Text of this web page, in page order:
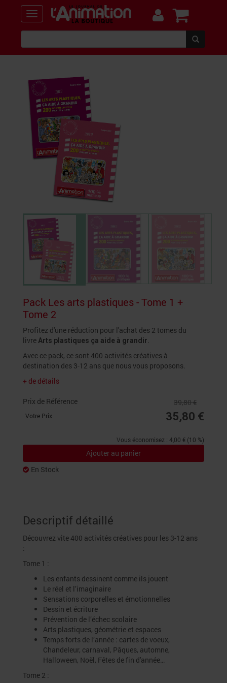
Pack Les arts plastiques - Tome 1 +
Tome 2
Profitez d'une réduction pour l'achat des 2 tomes du
livre Arts plastiques ça aide à grandir.
Avec ce pack, ce sont 400 activités créatives à
destination des 3-12 ans que nous vous proposons.
+ de détails
Prix de Référence 39,80 €
Votre Prix 35,80 €
Vous économisez : 4,00 € (10 %)
Ajouter au panier
En Stock
Descriptif détaillé
Découvrez vite 400 activités créatives pour les 3-12 ans
:
Tome 1 :
Les enfants dessinent comme ils jouent
Le réel et l’imaginaire
Sensations corporelles et émotionnelles
Dessin et écriture
Prévention de l’échec scolaire
Arts plastiques, géométrie et espaces
Temps forts de l’année : cartes de voeux,
Chandeleur, carnaval, Pâques, automne,
Halloween, Noël, Fêtes de fin d'année…
Tome 2 :